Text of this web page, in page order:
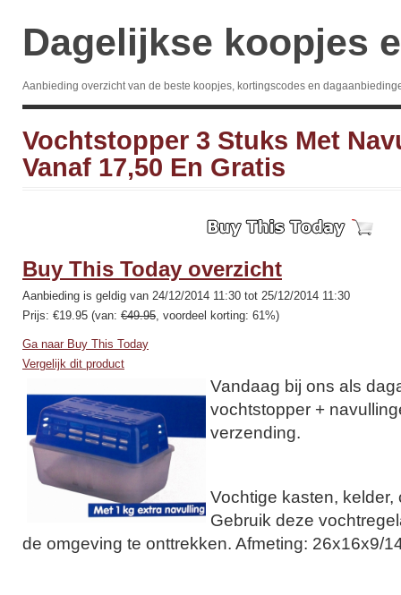
Dagelijkse koopjes
Aanbieding overzicht van de beste koopjes, kortingscodes en
Vochtstopper 3 Stuks Met
Vanaf 17,50 En Gratis
Buy This Today overzicht
Aanbieding is geldig van 24/12/2014 11:30 tot 25/12/2014 11:30
Prijs: €19.95 (van: €49.95, voordeel korting: 61%)
Ga naar Buy This Today
Vergelijk dit product
Vandaag bij ons als
vochtstopper +
verzending.
Vochtige kasten, kelder,
Gebruik deze
de omgeving te onttrekken. Afmeting: 26x16x9/